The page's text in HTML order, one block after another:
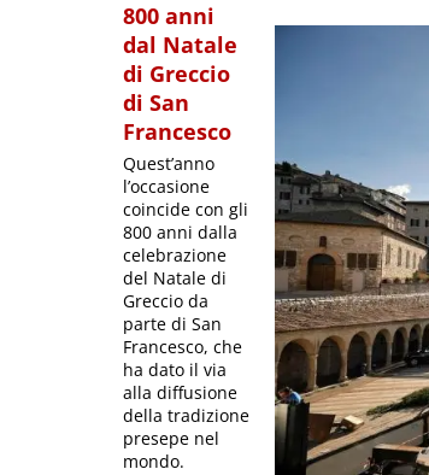
800 anni
dal Natale
di Greccio
di San
Francesco
Quest’anno
l’occasione
coincide con gli
800 anni dalla
celebrazione
del Natale di
Greccio da
parte di San
Francesco, che
ha dato il via
alla diffusione
della tradizione
presepe nel
mondo.